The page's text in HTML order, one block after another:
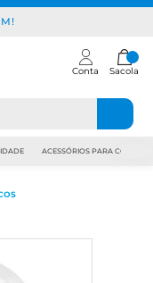
Conta Sacola
ACESSÓRIOS PARA